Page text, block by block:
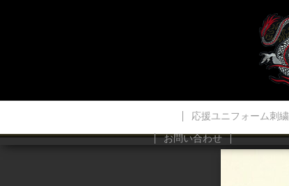
応援ユニフォーム刺繍
お問い合わせ